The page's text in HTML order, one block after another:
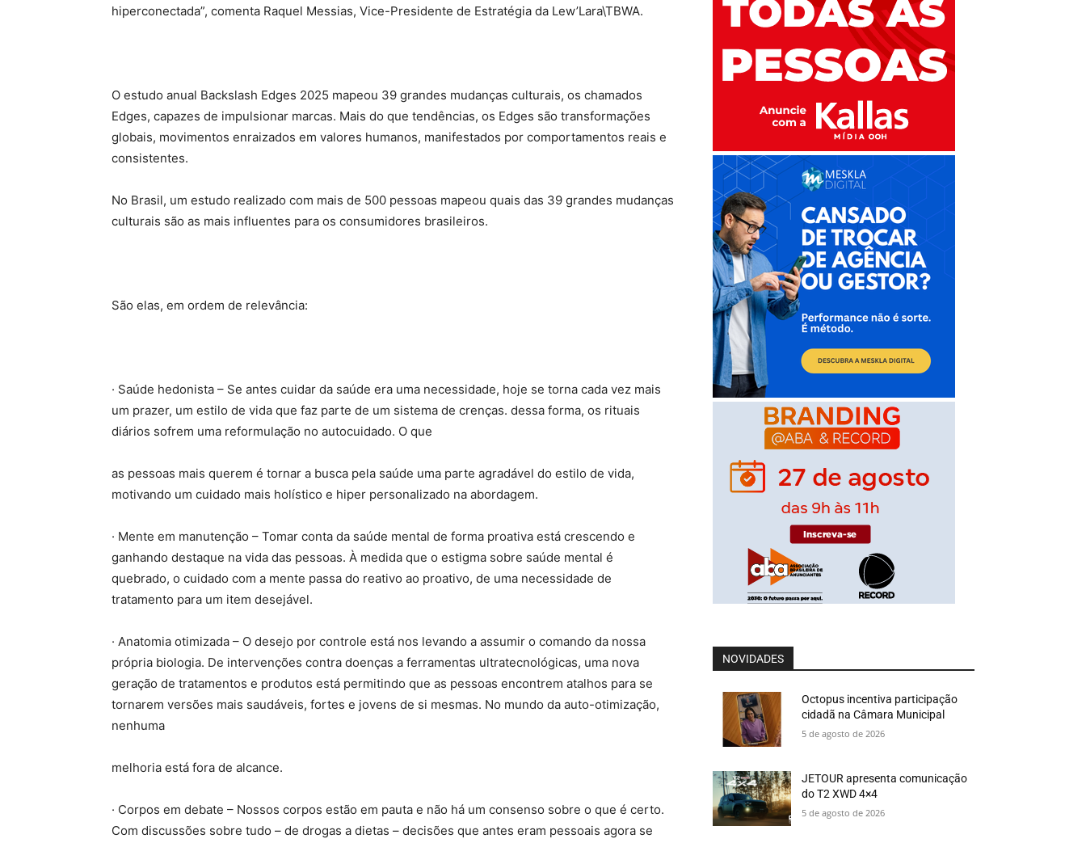
hiperconectada”, comenta Raquel Messias, Vice-Presidente de Estratégia da Lew’Lara\TBWA.
O estudo anual Backslash Edges 2025 mapeou 39 grandes mudanças culturais, os chamados
Edges, capazes de impulsionar marcas. Mais do que tendências, os Edges são transformações
globais, movimentos enraizados em valores humanos, manifestados por comportamentos reais e
consistentes.
No Brasil, um estudo realizado com mais de 500 pessoas mapeou quais das 39 grandes mudanças
culturais são as mais influentes para os consumidores brasileiros.
São elas, em ordem de relevância:
· Saúde hedonista – Se antes cuidar da saúde era uma necessidade, hoje se torna cada vez mais
um prazer, um estilo de vida que faz parte de um sistema de crenças. dessa forma, os rituais
diários sofrem uma reformulação no autocuidado. O que
as pessoas mais querem é tornar a busca pela saúde uma parte agradável do estilo de vida,
motivando um cuidado mais holístico e hiper personalizado na abordagem.
· Mente em manutenção – Tomar conta da saúde mental de forma proativa está crescendo e
ganhando destaque na vida das pessoas. À medida que o estigma sobre saúde mental é
quebrado, o cuidado com a mente passa do reativo ao proativo, de uma necessidade de
tratamento para um item desejável.
· Anatomia otimizada – O desejo por controle está nos levando a assumir o comando da nossa
própria biologia. De intervenções contra doenças a ferramentas ultratecnológicas, uma nova
geração de tratamentos e produtos está permitindo que as pessoas encontrem atalhos para se
tornarem versões mais saudáveis, fortes e jovens de si mesmas. No mundo da auto-otimização,
nenhuma
melhoria está fora de alcance.
· Corpos em debate – Nossos corpos estão em pauta e não há um consenso sobre o que é certo.
Com discussões sobre tudo – de drogas a dietas – decisões que antes eram pessoais agora se
NOVIDADES
Octopus incentiva participação
cidadã na Câmara Municipal
5 de agosto de 2026
JETOUR apresenta comunicação
do T2 XWD 4×4
5 de agosto de 2026